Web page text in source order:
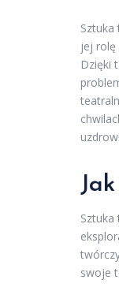
jej rolę
Dzięki
swoje